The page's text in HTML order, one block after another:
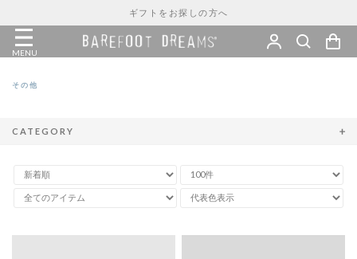
ギフトをお探しの方へ
MENU
その他
CATEGORY